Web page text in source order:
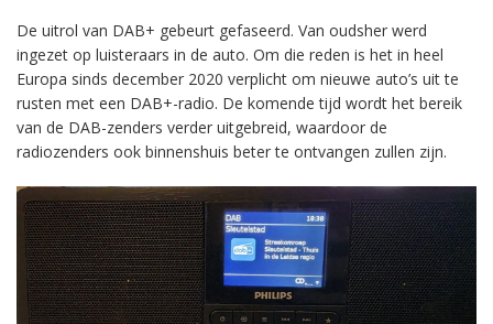
De uitrol van DAB+ gebeurt gefaseerd. Van oudsher werd
ingezet op luisteraars in de auto. Om die reden is het in heel
Europa sinds december 2020 verplicht om nieuwe auto’s uit te
rusten met een DAB+-radio. De komende tijd wordt het bereik
van de DAB-zenders verder uitgebreid, waardoor de
radiozenders ook binnenshuis beter te ontvangen zullen zijn.